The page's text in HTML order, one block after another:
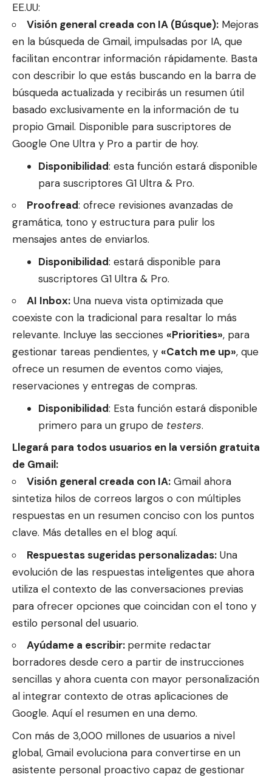
EE.UU:
Visión general creada con IA (Búsque): Mejoras
en la búsqueda de Gmail, impulsadas por IA, que
facilitan encontrar información rápidamente. Basta
con describir lo que estás buscando en la barra de
búsqueda actualizada y recibirás un resumen útil
basado exclusivamente en la información de tu
propio Gmail. Disponible para suscriptores de
Google One Ultra y Pro a partir de hoy.
Disponibilidad: esta función estará disponible
para suscriptores G1 Ultra & Pro.
Proofread: ofrece revisiones avanzadas de
gramática, tono y estructura para pulir los
mensajes antes de enviarlos.
Disponibilidad: estará disponible para
suscriptores G1 Ultra & Pro.
AI Inbox: Una nueva vista optimizada que
coexiste con la tradicional para resaltar lo más
relevante. Incluye las secciones «Priorities», para
gestionar tareas pendientes, y «Catch me up», que
ofrece un resumen de eventos como viajes,
reservaciones y entregas de compras.
Disponibilidad: Esta función estará disponible
primero para un grupo de testers.
Llegará para todos usuarios en la versión gratuita
de Gmail:
Visión general creada con IA: Gmail ahora
sintetiza hilos de correos largos o con múltiples
respuestas en un resumen conciso con los puntos
clave. Más detalles en el blog aquí.
Respuestas sugeridas personalizadas: Una
evolución de las respuestas inteligentes que ahora
utiliza el contexto de las conversaciones previas
para ofrecer opciones que coincidan con el tono y
estilo personal del usuario.
Ayúdame a escribir: permite redactar
borradores desde cero a partir de instrucciones
sencillas y ahora cuenta con mayor personalización
al integrar contexto de otras aplicaciones de
Google. Aquí el resumen en una demo.
Con más de 3,000 millones de usuarios a nivel
global, Gmail evoluciona para convertirse en un
asistente personal proactivo capaz de gestionar